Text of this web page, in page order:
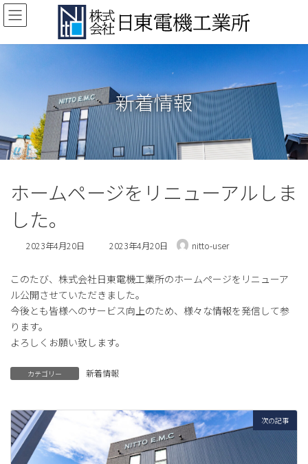
コ
ン
ン
ナ
ビ
ー
新着情報
ホームページをリニューアルしま
した。
2023年4月20日
最
新
日
時
:
2023年4月20日 nitto-user
このたび、株式会社日東電機工業所のホームページをリニューア
ル公開させていただきました。
今後とも皆様へのサービス向上のため、様々な情報を発信して参
ります。
よろしくお願い致します。
カテゴリー 新着情報
次の記事